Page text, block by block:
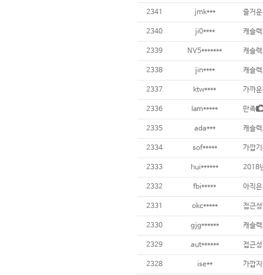
2341 jmk*** 즐거
2340 ji0**** 캐슬
2339 NV5******* 캐슬
2338 jin**** 캐슬
2337 ktw**** 가까
2336 lam***** 만족
2335 ada*** 캐슬
2334 sof***** 가깝
2333 hui****** 2018
2332 fbi***** 아직
2331 okc***** 접근
2330 gjg****** 캐슬
2329 aut****** 접근
2328 ise**